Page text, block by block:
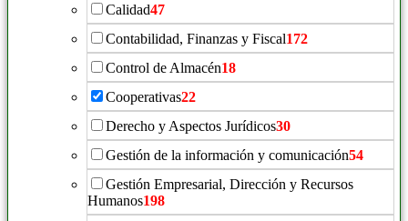
Calidad47
Contabilidad, Finanzas y Fiscal172
Control de Almacén18
Cooperativas22
Derecho y Aspectos Jurídicos30
Gestión de la información y comunicación54
Gestión Empresarial, Dirección y Recursos
Humanos198